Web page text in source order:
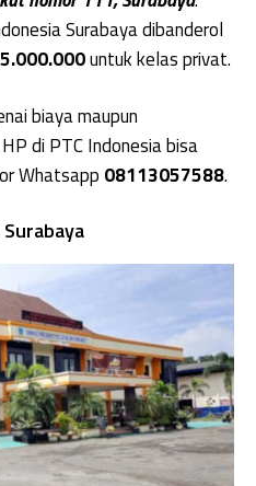
Surabaya dibanderol
untuk kelas privat.
biaya maupun
di PTC Indonesia bisa
Whatsapp 08113057588.